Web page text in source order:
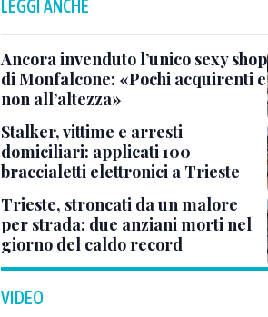
LEGGI ANCHE
Ancora invenduto l’unico sexy shop
di Monfalcone: «Pochi acquirenti e
non all’altezza»
Stalker, vittime e arresti
domiciliari: applicati 100
braccialetti elettronici a Trieste
Trieste, stroncati da un malore
per strada: due anziani morti nel
giorno del caldo record
VIDEO